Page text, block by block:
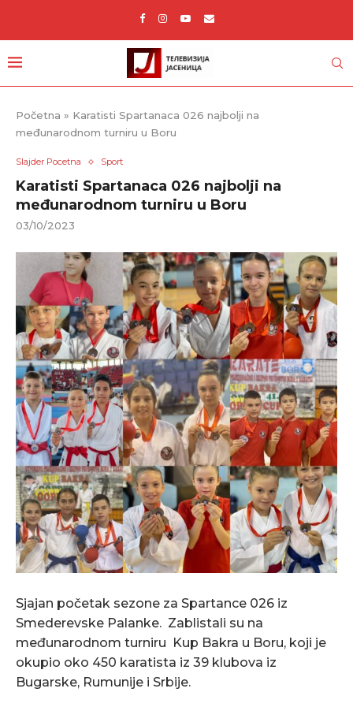
Početna » Karatisti Spartanaca 026 najbolji na
međunarodnom turniru u Boru
Slajder Pocetna Sport
Karatisti Spartanaca 026 najbolji na
međunarodnom turniru u Boru
03/10/2023
Sjajan početak sezone za Spartance 026 iz
Smederevske Palanke. Zablistali su na
međunarodnom turniru Kup Bakra u Boru, koji je
okupio oko 450 karatista iz 39 klubova iz
Bugarske, Rumunije i Srbije.